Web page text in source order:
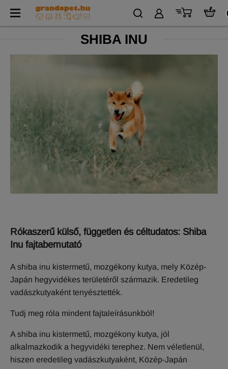
SHIBA INU
Rókaszerű külső, független és céltudatos: Shiba
Inu fajtabemutató
A shiba inu kistermetű, mozgékony kutya, mely Közép-
Japán hegyvidékes területéről származik. Eredetileg
vadászkutyaként tenyésztették.
Tudj meg róla mindent fajtaleírásunkból!
A shiba inu kistermetű, mozgékony kutya, jól
alkalmazkodik a hegyvidéki terephez. Nem véletlenül,
hiszen eredetileg vadászkutyaként, Közép-Japán